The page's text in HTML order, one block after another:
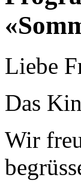
Liebe
Das
Wir